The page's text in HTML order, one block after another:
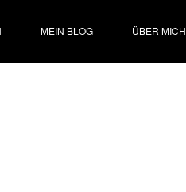
MEIN BLOG ÜBER MICH